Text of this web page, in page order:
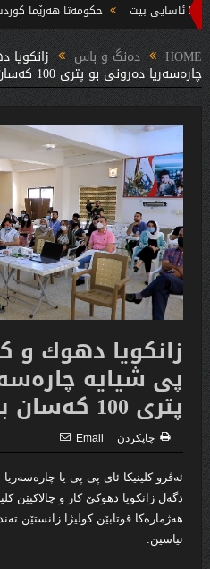
حکومەتا هەرێما کوردستانێ 6 پروژێن کارەبێ ل پارێزگەها دهوکێ هنارتنه‌
بریار ده‌رئێخستن
HOME دەنگ و باس
چاره‌سه‌ریا ده‌رونى بو پترى 100 كه‌سان بكه‌ت
زانكویا دهوك و
پى شیایه‌
پترى 100 كه‌سان بكه‌ت
چاپكردن Email
ئه‌ڤرو كلینیكا ئاى پى پى یا
دگه‌ل زانكویا دهوكێ كار و چالاكیێن
هه‌ژماره‌كا قوتابێن كولیژا زانستێن
نیاسین.